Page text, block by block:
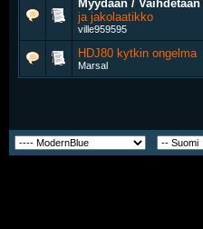
Myydään / Vaihdetaan
ja jakolaatikko
ville959595
HDJ80 kytkin ongelma
Marsal